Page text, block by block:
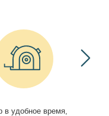
в удобное время,